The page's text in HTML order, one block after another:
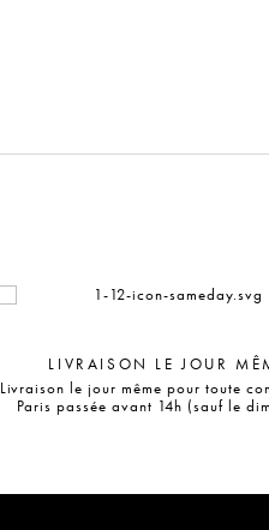
LIVRAISON LE JOUR
Livraison le jour même pour toute
Paris passée avant 14h (sauf le